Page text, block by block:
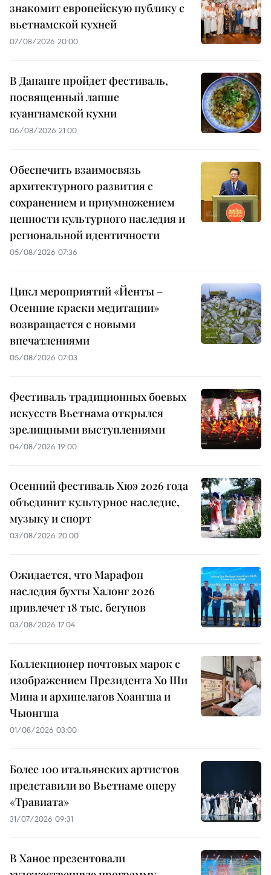
знакомит европейскую публику с
вьетнамской кухней
07/08/2026 20:00
В Дананге пройдет фестиваль,
посвященный лапше
куангнамской кухни
06/08/2026 21:00
Обеспечить взаимосвязь
архитектурного развития с
сохранением и приумножением
ценности культурного наследия и
региональной идентичности
05/08/2026 07:36
Цикл мероприятий «Йенты –
Осенние краски медитации»
возвращается с новыми
впечатлениями
05/08/2026 07:03
Фестиваль традиционных боевых
искусств Вьетнама открылся
зрелищными выступлениями
04/08/2026 19:00
Осенний фестиваль Хюэ 2026 года
объединит культурное наследие,
музыку и спорт
03/08/2026 20:00
Ожидается, что Марафон
наследия бухты Халонг 2026
привлечет 18 тыс. бегунов
03/08/2026 17:04
Коллекционер почтовых марок с
изображением Президента Хо Ши
Мина и архипелагов Хоангша и
Чыонгша
01/08/2026 03:00
Более 100 итальянских артистов
представили во Вьетнаме оперу
«Травиата»
31/07/2026 09:31
В Ханое презентовали